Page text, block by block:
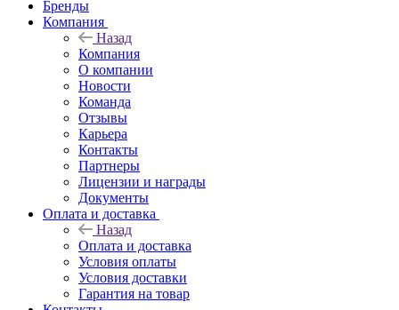
Бренды
Компания
Назад
Компания
О компании
Новости
Команда
Отзывы
Карьера
Контакты
Партнеры
Лицензии и награды
Документы
Оплата и доставка
Назад
Оплата и доставка
Условия оплаты
Условия доставки
Гарантия на товар